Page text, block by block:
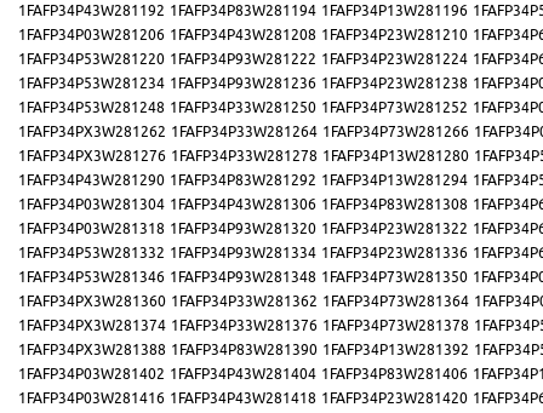
1FAFP34P43W281192 1FAFP34P83W281194 1FAFP34P13W281196
1FAFP34P03W281206 1FAFP34P43W281208 1FAFP34P23W281210
1FAFP34P53W281220 1FAFP34P93W281222 1FAFP34P23W281224
1FAFP34P53W281234 1FAFP34P93W281236 1FAFP34P23W281238
1FAFP34P53W281248 1FAFP34P33W281250 1FAFP34P73W281252
1FAFP34PX3W281262 1FAFP34P33W281264 1FAFP34P73W281266
1FAFP34PX3W281276 1FAFP34P33W281278 1FAFP34P13W281280
1FAFP34P43W281290 1FAFP34P83W281292 1FAFP34P13W281294
1FAFP34P03W281304 1FAFP34P43W281306 1FAFP34P83W281308
1FAFP34P03W281318 1FAFP34P93W281320 1FAFP34P23W281322
1FAFP34P53W281332 1FAFP34P93W281334 1FAFP34P23W281336
1FAFP34P53W281346 1FAFP34P93W281348 1FAFP34P73W281350
1FAFP34PX3W281360 1FAFP34P33W281362 1FAFP34P73W281364
1FAFP34PX3W281374 1FAFP34P33W281376 1FAFP34P73W281378
1FAFP34PX3W281388 1FAFP34P83W281390 1FAFP34P13W281392
1FAFP34P03W281402 1FAFP34P43W281404 1FAFP34P83W281406
1FAFP34P03W281416 1FAFP34P43W281418 1FAFP34P23W281420